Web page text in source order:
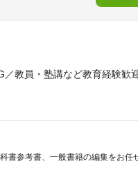
／教員・塾講など教育経験歓
書参考書、一般書籍の編集をお